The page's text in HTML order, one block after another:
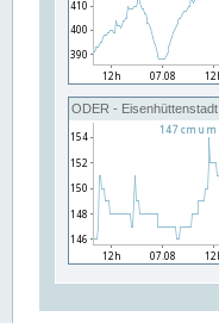
ODER - Eisenhüttenstadt